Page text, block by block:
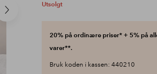
Neste
produkt
Utsolgt
20% på ordinære priser* + 5% på
varer**.
Bruk koden i kassen: 440210